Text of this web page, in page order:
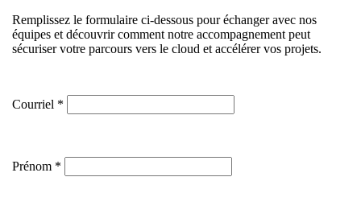
Remplissez le formulaire ci-dessous pour échanger avec nos
équipes et découvrir comment notre accompagnement peut
sécuriser votre parcours vers le cloud et accélérer vos projets.
Courriel
Prénom